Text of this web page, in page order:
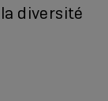
diversité